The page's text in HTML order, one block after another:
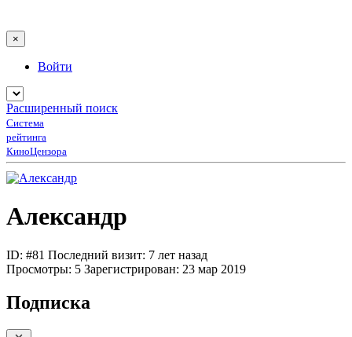
×
Войти
Расширенный поиск
Система
рейтинга
КиноЦензора
Александр
ID: #81 Последний визит: 7 лет назад
Просмотры: 5 Зарегистрирован: 23 мар 2019
Подписка